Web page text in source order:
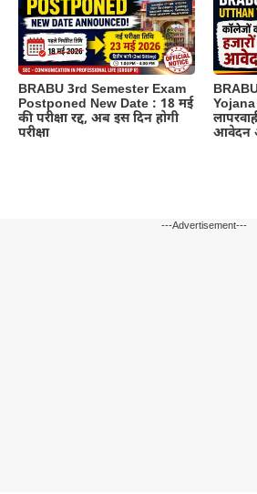
BRABU 3rd Semester Exam
Postponed New Date : 18 मई
की परीक्षा रद्द, अब इस दिन होगी
परीक्षा
आवेदन
---Advertisement---